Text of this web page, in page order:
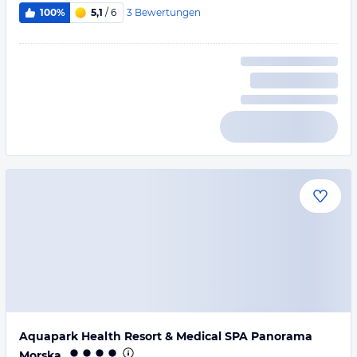
100% 5,1 / 6 3 Bewertungen
Aquapark Health Resort & Medical SPA Panorama